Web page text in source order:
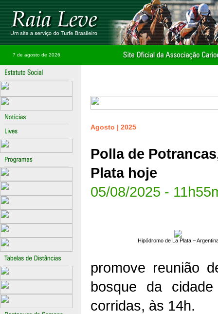
7 de agosto de 2026
Agosto | 2025
Polla de
Plata hoje
05/08/2025 -
Hipódromo de La Plata –
promove reunião
bosque da
corridas, às 14h.